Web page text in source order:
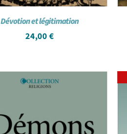
Dévotion et légitimation
24,00€